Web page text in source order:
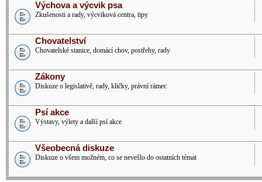
Výchova a výcvik psa
Zkušenosti a rady, výcviková centra, tipy
Chovatelství
Chovatelské stanice, domácí chov, postřehy, rady
Zákony
Diskuze o legislativě, rady, kličky, právní rámec
Psí akce
Výstavy, výlety a další psí akce
Všeobecná diskuze
Diskuze o všem možném, co se nevešlo do ostatních témat